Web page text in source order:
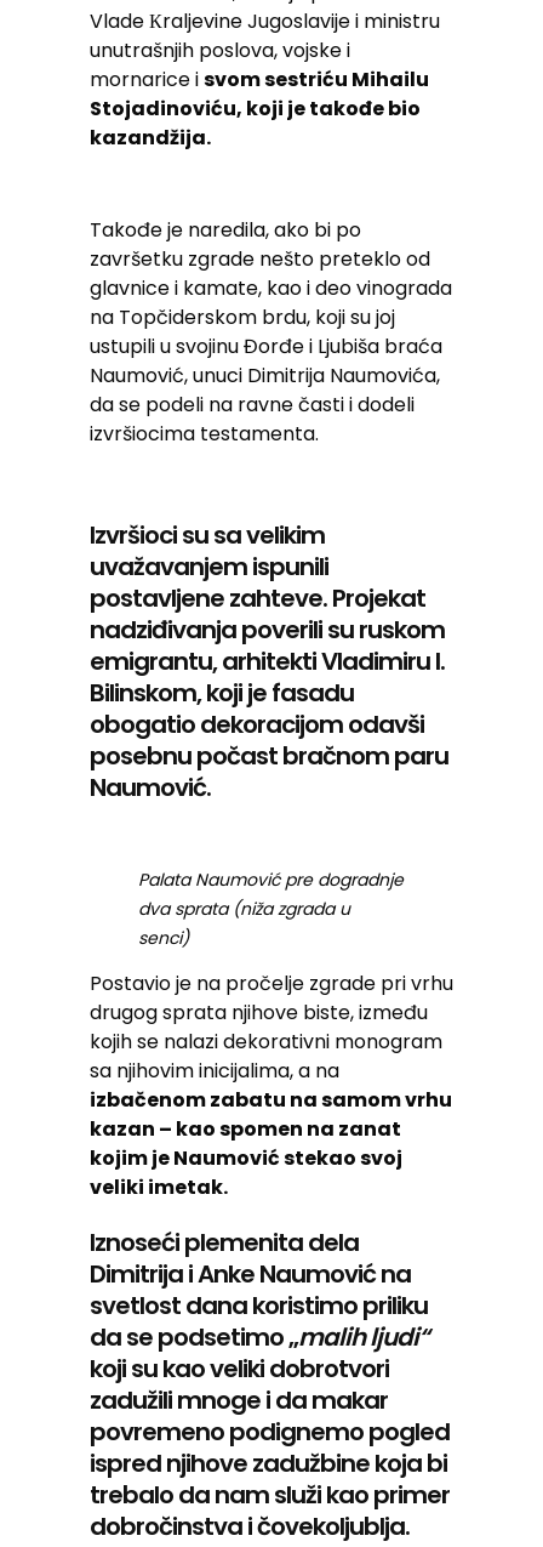
Vlade Кraljevine Jugoslavije i ministru
unutrašnjih poslova, vojske i
mornarice isvom sestriću Mihailu
Stojadinoviću, koji je takođe bio
kazandžija.
Takođe je naredila, ako bi po
završetku zgrade nešto preteklo od
glavnice i kamate, kao i deo vinograda
na Topčiderskom brdu, koji su joj
ustupili u svojinu Đorđe i Ljubiša braća
Naumović, unuci Dimitrija Naumovića,
da se podeli na ravne časti i dodeli
izvršiocima testamenta.
Izvršioci su sa velikim
uvažavanjem ispunili
postavljene zahteve. Projekat
nadziđivanja poverili su ruskom
emigrantu, arhitekti Vladimiru I.
Bilinskom, koji je fasadu
obogatio dekoracijom odavši
posebnu počast bračnom paru
Naumović.
Palata Naumović pre dogradnje
dva sprata (niža zgrada u
senci)
Postavio je na pročelje zgrade pri vrhu
drugog sprata njihove biste, između
kojih se nalazi dekorativni monogram
sa njihovim inicijalima, a na
izbačenom zabatu na samom vrhu
kazan – kao spomen na zanat
kojim je Naumović stekao svoj
veliki imetak.
Iznoseći plemenita dela
Dimitrija i Anke Naumović na
svetlost dana koristimo priliku
da se podsetimo „malih ljudi“
koji su kao veliki dobrotvori
zadužili mnoge i da makar
povremeno podignemo pogled
ispred njihove zadužbine koja bi
trebalo da nam služi kao primer
dobročinstva i čovekoljublja.